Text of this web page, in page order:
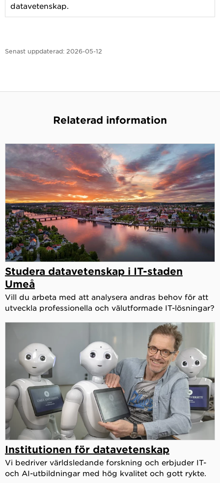
datavetenskap.
Senast uppdaterad: 2026-05-12
Relaterad information
Studera datavetenskap i IT-staden
Umeå
Vill du arbeta med att analysera andras behov för att
utveckla professionella och välutformade IT-lösningar?
Institutionen för datavetenskap
Vi bedriver världsledande forskning och erbjuder IT-
och AI-utbildningar med hög kvalitet och gott rykte.